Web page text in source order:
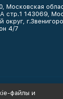
Московская
стр.1 143069,
округ,
4/7
файлы и